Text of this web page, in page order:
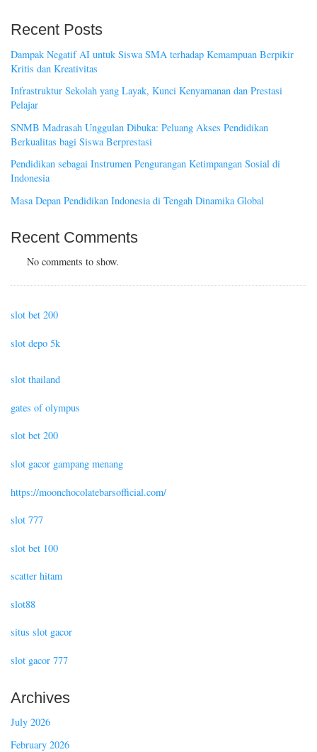
Recent Posts
Dampak Negatif AI untuk Siswa SMA terhadap Kemampuan Berpikir
Kritis dan Kreativitas
Infrastruktur Sekolah yang Layak, Kunci Kenyamanan dan Prestasi
Pelajar
SNMB Madrasah Unggulan Dibuka: Peluang Akses Pendidikan
Berkualitas bagi Siswa Berprestasi
Pendidikan sebagai Instrumen Pengurangan Ketimpangan Sosial di
Indonesia
Masa Depan Pendidikan Indonesia di Tengah Dinamika Global
Recent Comments
No comments to show.
slot bet 200
slot depo 5k
slot thailand
gates of olympus
slot bet 200
slot gacor gampang menang
https://moonchocolatebarsofficial.com/
slot 777
slot bet 100
scatter hitam
slot88
situs slot gacor
slot gacor 777
Archives
July 2026
February 2026